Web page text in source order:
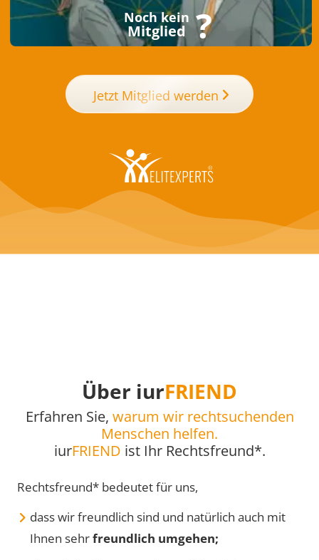
Noch kein
Mitglied ?
Jetzt Mitglied werden
Über iurFRIEND
Erfahren Sie, warum wir rechtsuchenden
Menschen helfen.
iurFRIEND ist Ihr Rechtsfreund*.
Rechtsfreund* bedeutet für uns,
dass wir freundlich sind und natürlich auch mit
Ihnen sehrfreundlich umgehen;